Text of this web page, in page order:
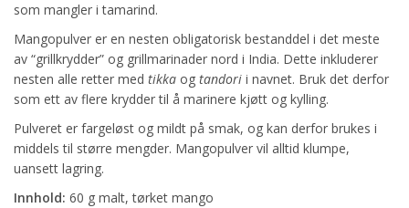
som mangler i tamarind.
Mangopulver er en nesten obligatorisk bestanddel i det meste
av “grillkrydder” og grillmarinader nord i India. Dette inkluderer
nesten alle retter med tikka og tandori i navnet. Bruk det derfor
som ett av flere krydder til å marinere kjøtt og kylling.
Pulveret er fargeløst og mildt på smak, og kan derfor brukes i
middels til større mengder. Mangopulver vil alltid klumpe,
uansett lagring.
Innhold: 60 g malt, tørket mango